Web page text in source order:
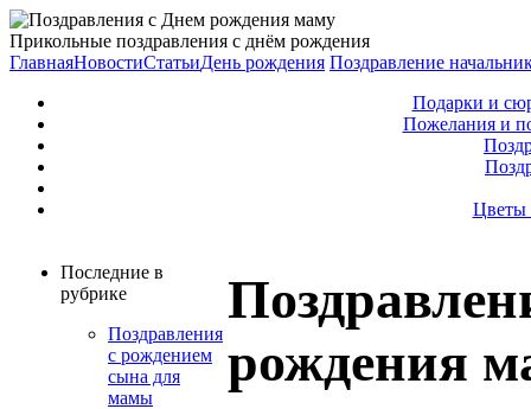
Прикольные поздравления с днём рождения
ГлавнаяНовостиСтатьиДень рождения Поздравление
Подарки и
Пожелания и
Цветы
Последние в
рубрике
Поздравления
с рождением
сына для
мамы
рождения